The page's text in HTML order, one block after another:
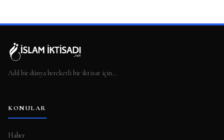
Adil bir dünya bereketli bir iktisat için…
KONULAR
Haber